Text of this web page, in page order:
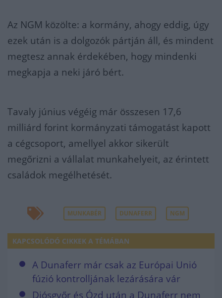
Az NGM közölte: a kormány, ahogy eddig, úgy
ezek után is a dolgozók pártján áll, és mindent
megtesz annak érdekében, hogy mindenki
megkapja a neki járó bért.
Tavaly június végéig már összesen 17,6
milliárd forint kormányzati támogatást kapott
a cégcsoport, amellyel akkor sikerült
megőrizni a vállalat munkahelyeit, az érintett
családok megélhetését.
MUNKABÉR DUNAFERR NGM
KAPCSOLÓDÓ CIKKEK A TÉMÁBAN
A Dunaferr már csak az Európai Unió
fúzió kontrolljának lezárására vár
Diósgyőr és Ózd után a Dunaferr nem